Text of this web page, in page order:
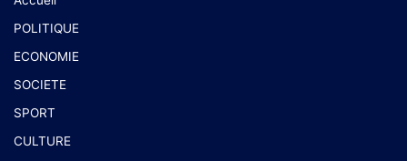
POLITIQUE
ECONOMIE
SOCIETE
SPORT
CULTURE